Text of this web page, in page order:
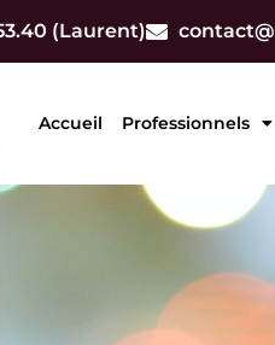
(Laurent)
Accueil Professionnels